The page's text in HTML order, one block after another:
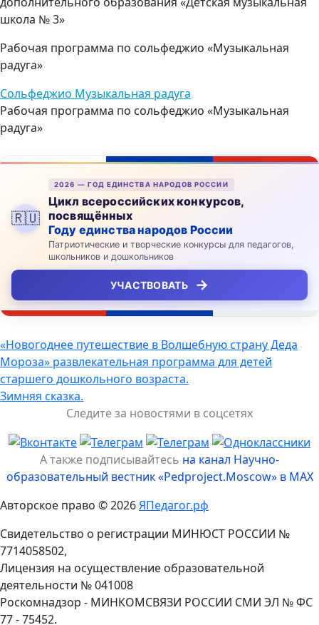
школа № 3»
Рабочая программа по сольфеджио «Музыкальная
радуга»
Сольфеджио Музыкальная радуга
Рабочая программа по сольфеджио «Музыкальная
радуга»
🇷🇺
2026 — ГОД ЕДИНСТВА НАРОДОВ РОССИИ
Цикл всероссийских конкурсов,
посвящённых
Году единства народов России
Патриотические и творческие конкурсы для педагогов,
школьников и дошкольников
УЧАСТВОВАТЬ →
Навигация
по
записям
«Новогоднее путешествие в Волшебную страну Деда
Мороза» развлекательная программа для детей
старшего дошкольного возраста.
Зимняя сказка.
Следите за новостями в соцсетях
А также подписывайтесь на канал Научно-
образовательный вестник «Pedproject.Moscow» в MAX
Авторское право © 2026ЯПедагог.рф
Свидетельство о регистрации МИНЮСТ РОССИИ №
7714058502,
Лицензия на осуществление образовательной
деятельности № 041008
Роскомнадзор - МИНКОМСВЯЗИ РОССИИ СМИ ЭЛ № ФС
77 - 75452.